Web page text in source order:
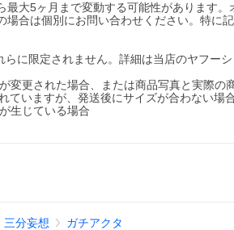
大5ヶ月まで変動する可能性があります
合は個別にお問い合わせください。特に
に限定されません。詳細は当店のヤフー
変更された場合、または商品写真と実際の
ていますが、発送後にサイズが合わない場
生じている場合
三分妄想
ガチアクタ